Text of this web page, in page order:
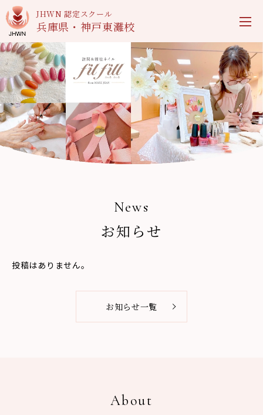
JHWN 認定スクール
兵庫県・神戸東灘校
News
お知らせ
投稿はありません。
お知らせ一覧
About